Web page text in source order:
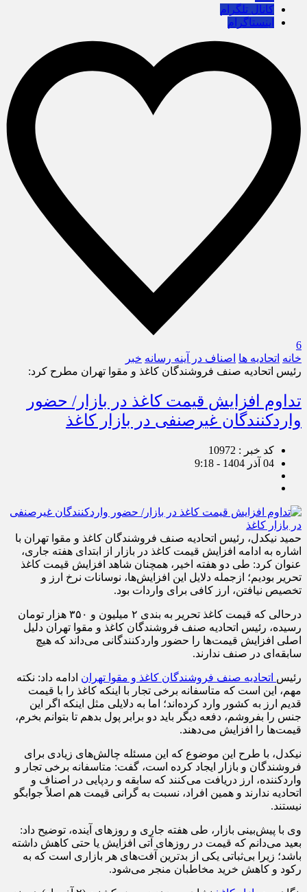
کانال تلگرام
اینستاگرام
6
خانه اتحادیه ها اصناف در آینه رسانه خبر
رئیس اتحادیه صنف فروشندگان کاغذ و مقوا تهران مطرح کرد:
تداوم افزایش قیمت کاغذ در بازار/ حضور
واردکنندگان غیرصنفی در بازار کاغذ
کد خبر : 10972
04 آذر 1404 - 9:18
حمید نیکدل، رئیس اتحادیه صنف فروشندگان کاغذ و مقوا تهران با
اشاره به ادامه افزایش قیمت کاغذ در بازار از ابتدای هفته جاری،
عنوان کرد: طی دو هفته اخیر، همچنان شاهد افزایش قیمت کاغذ
تحریر بودیم؛ ازجمله دلایل این افزایش‌ها، نوسانات نرخ ارز و
تخصیص نیافتن، ارز کافی برای واردات بود.
درحالی که قیمت کاغذ تحریر به بندی ۲ میلیون و ۳۵۰ هزار تومان
رسیده، رئیس اتحادیه صنف فروشندگان کاغذ و مقوا تهران دلیل
اصلی افزایش قیمت‌ها را حضور واردکنندگانی می‌داند که هیچ
سابقه‌ای در صنف ندارند.
رئیس اتحادیه صنف فروشندگان کاغذ و مقوا تهران ادامه داد: نکته
مهم، این است که متاسفانه برخی تجار با اینکه کاغذ را با قیمت
قدیم ارز به کشور وارد کرده‌اند؛ اما به دلایلی مثل اینکه اگر این
جنس را بفروشم، دفعه دیگر باید دو برابر پول بدهم تا بتوانم بخرم،
قیمت‌ها را افزایش می‌دهند.
نیکدل، با طرح این موضوع که این مسئله چالش‌های زیادی برای
فروشندگان و بازار ایجاد کرده است، گفت: متاسفانه برخی تجار و
واردکننده، ارز دریافت می‌کنند که سابقه و ردپایی در اصناف و
اتحادیه ندارند و همین افراد، نسبت به گرانی قیمت هم اصلاً جوابگو
نیستند.
وی با پیش‌بینی بازار، طی هفته جاری و روزهای آینده، توضیح داد:
بعید می‌دانم که قیمت در روزهای آتی افزایش یا حتی کاهش داشته
باشد؛ زیرا بی‌ثباتی یکی از بدترین آفت‌های هر بازاری است که به
رکود و کاهش خرید مخاطبان منجر می‌شود.